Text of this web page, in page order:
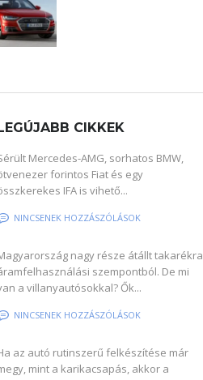
LEGÚJABB CIKKEK
Mercedes-AMG, sorhatos BMW,
forintos Fiat és egy
IFA is vihető...
NINCSENEK HOZZÁSZÓLÁSOK
nagy része átállt takarékra
szempontból. De mi
a villanyautósokkal? Ők...
NINCSENEK HOZZÁSZÓLÁSOK
az autó rutinszerű felkészítése már
mint a karikacsapás, akkor a